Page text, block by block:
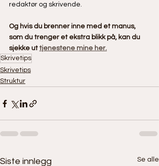
redaktør og skrivende.
Og hvis du brenner inne med et manus,
som du trenger et ekstra blikk på, kan du
sjekke ut tjenestene mine her.
Skrivetips
Skrivetips
Struktur
Siste innlegg Se alle